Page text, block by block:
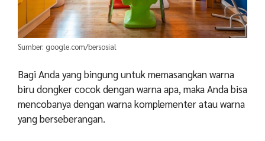
Sumber: google.com/bersosial
Bagi Anda yang bingung untuk memasangkan warna
biru dongker cocok dengan warna apa, maka Anda bisa
mencobanya dengan warna komplementer atau warna
yang berseberangan.